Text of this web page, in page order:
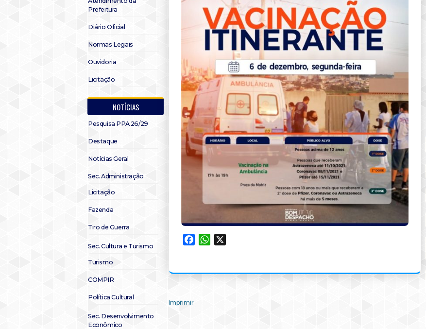
Prefeitura
Diário Oficial
Normas Legais
Ouvidoria
Licitação
NOTÍCIAS
Pesquisa PPA 26/29
Destaque
Notícias Geral
Sec. Administração
Licitação
Fazenda
Tiro de Guerra
Sec. Cultura e Turismo
Turismo
COMPIR
Política Cultural
Sec. Desenvolvimento
Econômico
FacebookWhatsApp
Imprimir